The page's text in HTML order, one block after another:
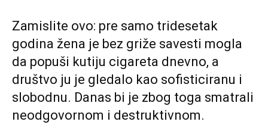
Zamislite ovo: pre samo tridesetak
godina žena je bez griže savesti mogla
da popuši kutiju cigareta dnevno, a
društvo ju je gledalo kao sofisticiranu i
slobodnu. Danas bi je zbog toga smatrali
neodgovornom i destruktivnom.